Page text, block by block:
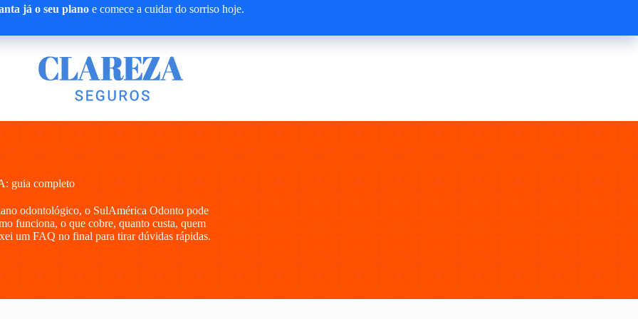
já o seu planoe comece a cuidar do sorriso hoje.
guia completo
odontológico, o SulAmérica Odonto pode
funciona, o que cobre, quanto custa, quem
um FAQ no final para tirar dúvidas rápidas.